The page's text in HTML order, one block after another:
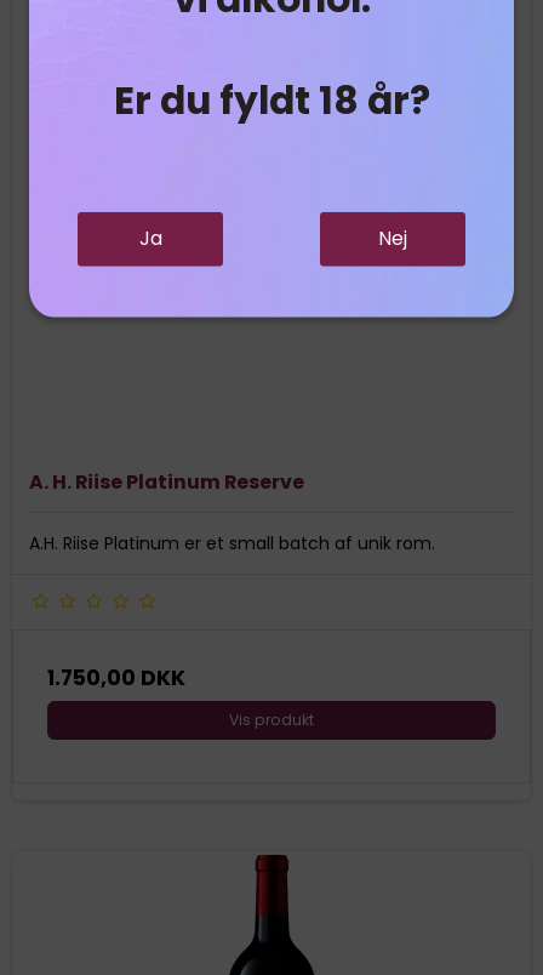
Er du fyldt 18 år?
Ja Nej
A. H. Riise Platinum Reserve
A.H. Riise Platinum er et small batch af unik rom.
1.750,00 DKK
Vis produkt